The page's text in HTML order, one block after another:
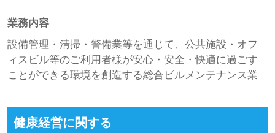
業務内容
設備管理・清掃・警備業等を通じて、公共施設・オフ
ィスビル等のご利用者様が安心・安全・快適に過ごす
ことができる環境を創造する総合ビルメンテナンス業
健康経営に関する